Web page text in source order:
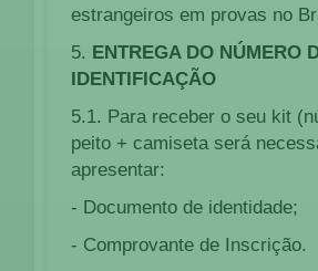
estrangeiros em provas no
5. ENTREGA DO NÚMERO
IDENTIFICAÇÃO
5.1. Para receber o seu kit
peito + camiseta será
apresentar:
- Documento de identidade;
- Comprovante de Inscrição.